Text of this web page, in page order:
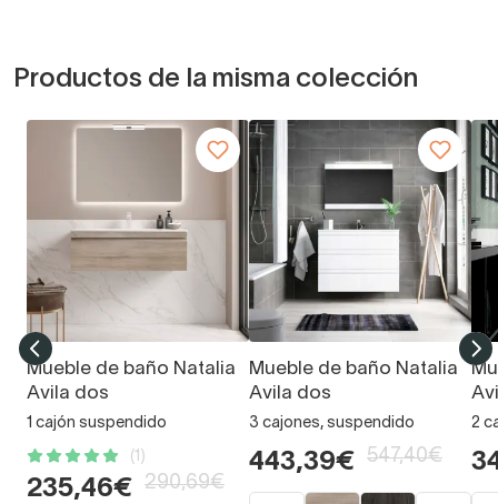
Productos de la misma colección
Mueble de baño Natalia
Avila dos
1 cajón suspendido
(1)
235,46€ 290,69€
Mueble de baño Natalia
Avila dos
3 cajones, suspendido
443,39€ 547,40€
2